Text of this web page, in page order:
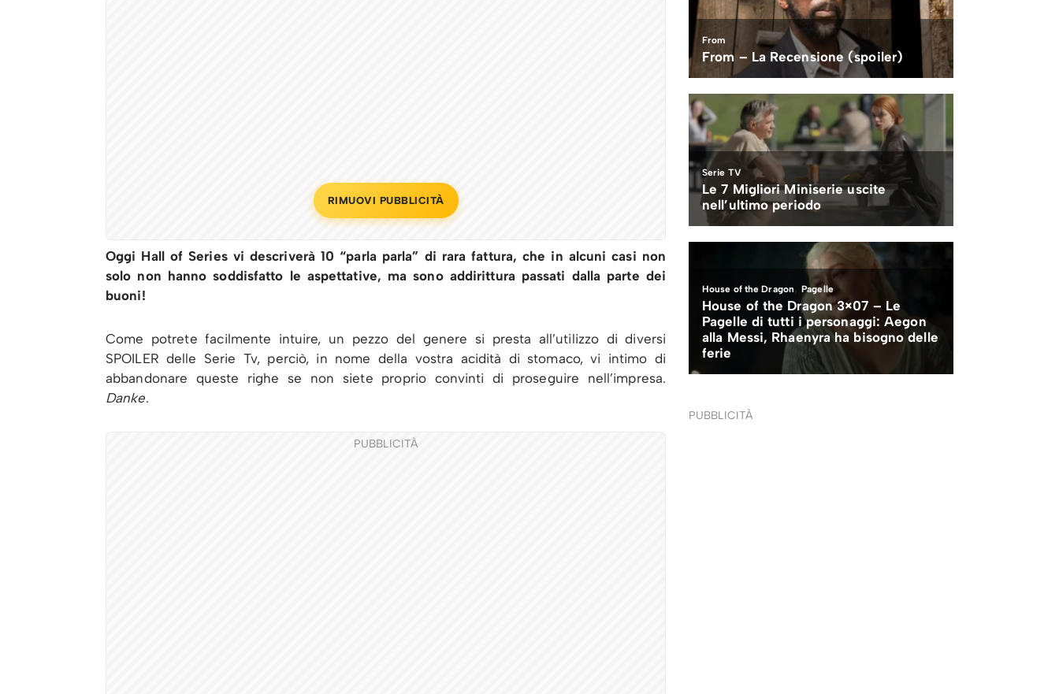
RIMUOVI PUBBLICITÀ
Oggi Hall of Series vi descriverà 10 “parla parla” di rara fattura, che in alcuni casi non
solo non hanno soddisfatto le aspettative, ma sono addirittura passati dalla parte dei
buoni!
Come potrete facilmente intuire, un pezzo del genere si presta all’utilizzo di diversi
SPOILER delle Serie Tv, perciò, in nome della vostra acidità di stomaco, vi intimo di
abbandonare queste righe se non siete proprio convinti di proseguire nell’impresa.
Danke.
PUBBLICITÀ
PUBBLICITÀ